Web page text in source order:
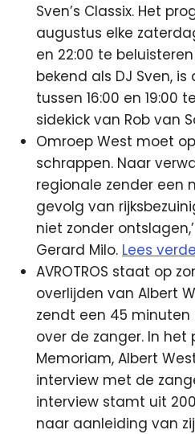
Sven’s Classix. Het
augustus elke
en 22:00 te
bekend als DJ Sven,
tussen 16:00 en 19:00
sidekick van Rob van
Omroep West moet
schrappen. Naar
regionale zender een
gevolg van
niet zonder
Gerard Milo. Lees
AVROTROS staat op
overlijden van Albert
zendt een 45
over de zanger. In het
Memoriam, Albert
interview met de
interview stamt uit
naar aanleiding van